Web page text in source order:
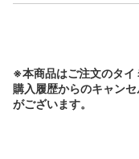
※本商品はご注文のタイ
購入履歴からのキャン
がございます。